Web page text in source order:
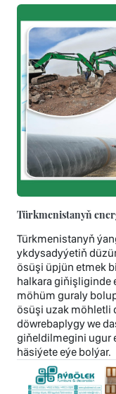
Türkmenistanyň
Türkmenistanyň
ykdysadyýetiň
ösüşi üpjün etmek
halkara giňişliginde
möhüm guraly
ösüşi uzak möhletli
döwrebaplygy we
giňeldilmegini ugur
häsiýete eýe bolýar.